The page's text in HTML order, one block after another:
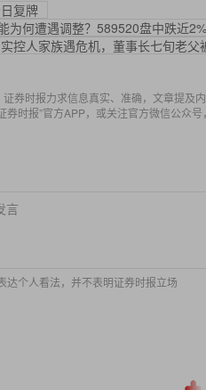
复牌
为何遭遇调整？589520盘中跌近
控人家族遇危机，董事长七旬老父
证券时报力求信息真实、准确，文章提及
券时报”官方APP，或关注官方微信公众
言
达个人看法，并不表明证券时报立场